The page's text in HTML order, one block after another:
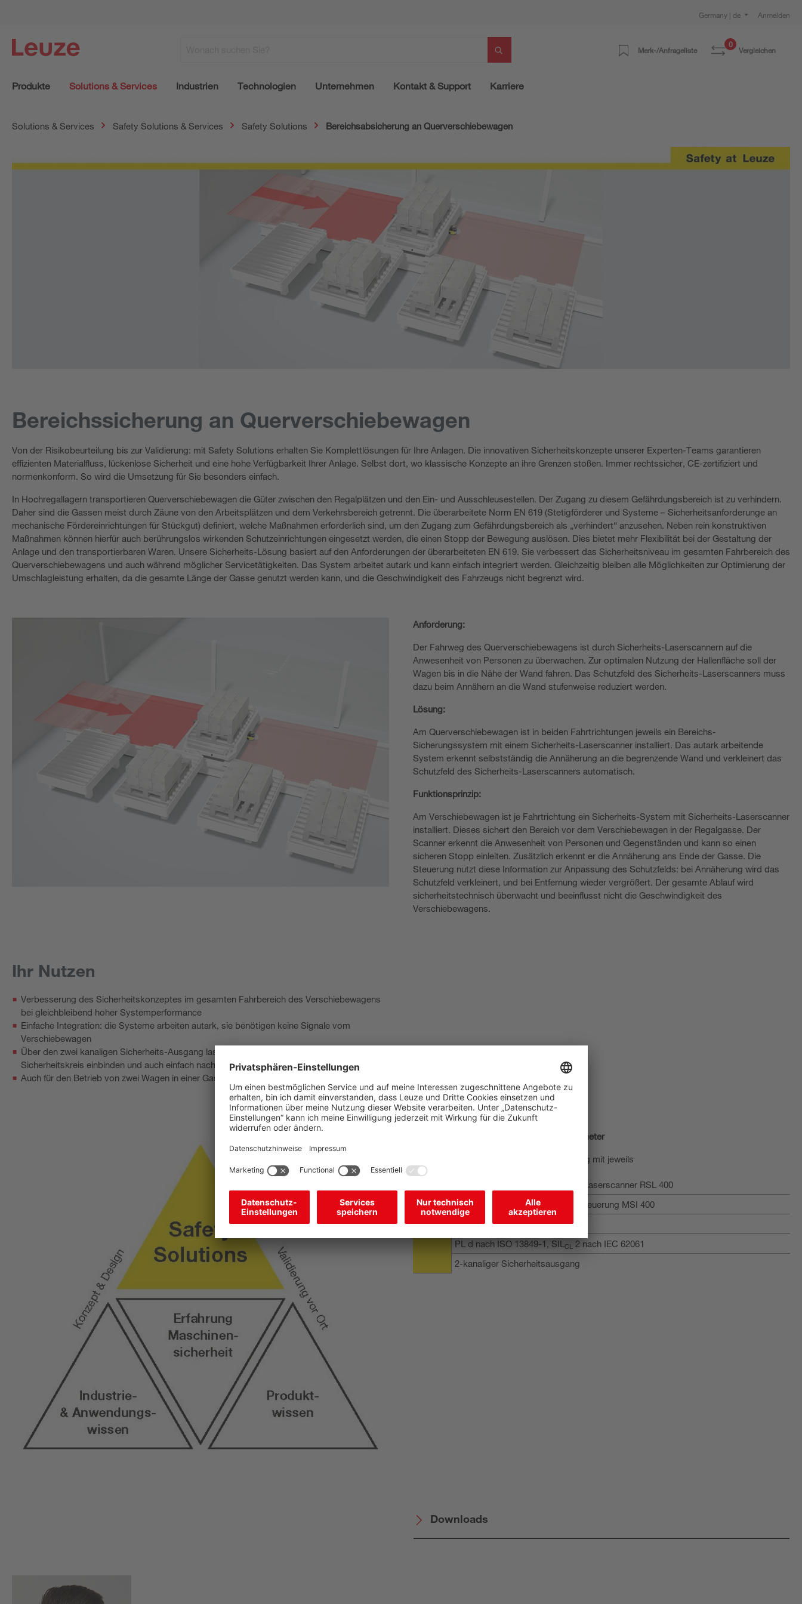
Germany | de Anmelden
Merk-/Anfrageliste
0
Vergleichen
Produkte Solutions & Services Industrien Technologien Unternehmen Kontakt & Support Karriere
Solutions & Services Safety Solutions & Services Safety Solutions Bereichsabsicherung an Querverschiebewagen
Bereichssicherung an Querverschiebewagen
Von der Risikobeurteilung bis zur Validierung: mit Safety Solutions erhalten Sie Komplettlösungen für Ihre Anlagen. Die innovativen Sicherheitskonzepte unserer Experten-Teams garantieren
effizienten Materialfluss, lückenlose Sicherheit und eine hohe Verfügbarkeit Ihrer Anlage. Selbst dort, wo klassische Konzepte an ihre Grenzen stoßen. Immer rechtssicher, CE-zertifiziert und
normenkonform. So wird die Umsetzung für Sie besonders einfach.
In Hochregallagern transportieren Querverschiebewagen die Güter zwischen den Regalplätzen und den Ein- und Ausschleusestellen. Der Zugang zu diesem Gefährdungsbereich ist zu verhindern.
Daher sind die Gassen meist durch Zäune von den Arbeitsplätzen und dem Verkehrsbereich getrennt. Die überarbeitete Norm EN 619 (Stetigförderer und Systeme – Sicherheitsanforderunge an
mechanische Fördereinrichtungen für Stückgut) definiert, welche Maßnahmen erforderlich sind, um den Zugang zum Gefährdungsbereich als „verhindert“ anzusehen. Neben rein konstruktiven
Maßnahmen können hierfür auch berührungslos wirkenden Schutzeinrichtungen eingesetzt werden, die einen Stopp der Bewegung auslösen. Dies bietet mehr Flexibilität bei der Gestaltung der
Anlage und den transportierbaren Waren. Unsere Sicherheits-Lösung basiert auf den Anforderungen der überarbeiteten EN 619. Sie verbessert das Sicherheitsniveau im gesamten Fahrbereich des
Querverschiebewagens und auch während möglicher Servicetätigkeiten. Das System arbeitet autark und kann einfach integriert werden. Gleichzeitig bleiben alle Möglichkeiten zur Optimierung der
Umschlagleistung erhalten, da die gesamte Länge der Gasse genutzt werden kann, und die Geschwindigkeit des Fahrzeugs nicht begrenzt wird.
Anforderung:
Der Fahrweg des Querverschiebewagens ist durch Sicherheits-Laserscannern auf die
Anwesenheit von Personen zu überwachen. Zur optimalen Nutzung der Hallenfläche soll der
Wagen bis in die Nähe der Wand fahren. Das Schutzfeld des Sicherheits-Laserscanners muss
dazu beim Annähern an die Wand stufenweise reduziert werden.
Lösung:
Am Querverschiebewagen ist in beiden Fahrtrichtungen jeweils ein Bereichs-
Sicherungssystem mit einem Sicherheits-Laserscanner installiert. Das autark arbeitende
System erkennt selbstständig die Annäherung an die begrenzende Wand und verkleinert das
Schutzfeld des Sicherheits-Laserscanners automatisch.
Funktionsprinzip:
Am Verschiebewagen ist je Fahrtrichtung ein Sicherheits-System mit Sicherheits-Laserscanner
installiert. Dieses sichert den Bereich vor dem Verschiebewagen in der Regalgasse. Der
Scanner erkennt die Anwesenheit von Personen und Gegenständen und kann so einen
sicheren Stopp einleiten. Zusätzlich erkennt er die Annäherung ans Ende der Gasse. Die
Steuerung nutzt diese Information zur Anpassung des Schutzfelds: bei Annäherung wird das
Schutzfeld verkleinert, und bei Entfernung wieder vergrößert. Der gesamte Ablauf wird
sicherheitstechnisch überwacht und beeinflusst nicht die Geschwindigkeit des
Verschiebewagens.
Ihr Nutzen
Verbesserung des Sicherheitskonzeptes im gesamten Fahrbereich des Verschiebewagens
bei gleichbleibend hoher Systemperformance
Einfache Integration: die Systeme arbeiten autark, sie benötigen keine Signale vom
Verschiebewagen
Über den zwei kanaligen Sicherheits-Ausgang lassen sich die Systeme einfach in den
Sicherheitskreis einbinden und auch einfach nachrüsten
Auch für den Betrieb von zwei Wagen in einer Gasse
Systemkomponenten und Sicherheitsparameter
Bereichs-Sicherungssystem je Fahrtrichtung mit jeweils
Sicherheits-Sensor: Sicherheits-Laserscanner RSL 400
Systemsteuerung: Sicherheits-Steuerung MSI 400
Leuze Sicherheitsprogramm
PL d nach ISO 13849-1, SIL CL 2 nach IEC 62061
2-kanaliger Sicherheitsausgang
Downloads